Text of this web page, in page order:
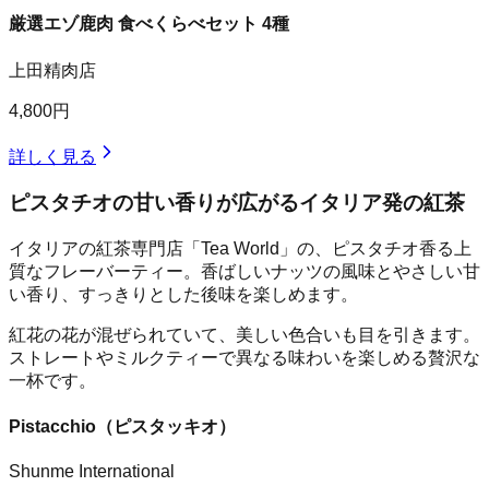
厳選エゾ鹿肉 食べくらべセット 4種
上田精肉店
4,800円
詳しく見る
ピスタチオの甘い香りが広がるイタリア発の紅茶
イタリアの紅茶専門店「Tea World」の、ピスタチオ香る上
質なフレーバーティー。香ばしいナッツの風味とやさしい甘
い香り、すっきりとした後味を楽しめます。
紅花の花が混ぜられていて、美しい色合いも目を引きます。
ストレートやミルクティーで異なる味わいを楽しめる贅沢な
一杯です。
Pistacchio（ピスタッキオ）
Shunme International